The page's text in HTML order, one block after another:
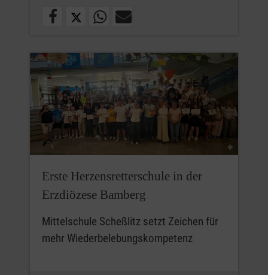
Erste Herzensretterschule in der
Erzdiözese Bamberg
Mittelschule Scheßlitz setzt Zeichen für
mehr Wiederbelebungskompetenz